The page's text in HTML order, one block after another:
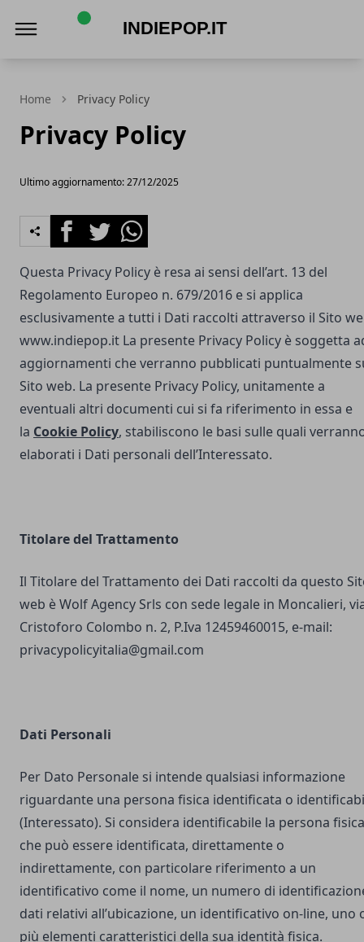
Home Privacy Policy
Privacy Policy
Ultimo aggiornamento: 27/12/2025
FacebookTwitterWhatsapp
Questa Privacy Policy è resa ai sensi dell’art. 13 del
Regolamento Europeo n. 679/2016 e si applica
esclusivamente a tutti i Dati raccolti attraverso il Sito
www.indiepop.it La presente Privacy Policy è soggetta
aggiornamenti che verranno pubblicati puntualmente
Sito web. La presente Privacy Policy, unitamente a
eventuali altri documenti cui si fa riferimento in essa e
la Cookie Policy, stabiliscono le basi sulle quali
elaborati i Dati personali dell’Interessato.
Titolare del Trattamento
Il Titolare del Trattamento dei Dati raccolti da questo
web è Wolf Agency Srls con sede legale in Moncalieri,
Cristoforo Colombo n. 2, P.Iva 12459460015, e-mail:
privacypolicyitalia@gmail.com
Dati Personali
Per Dato Personale si intende qualsiasi informazione
riguardante una persona fisica identificata o
(Interessato). Si considera identificabile la persona fisica
che può essere identificata, direttamente o
indirettamente, con particolare riferimento a un
identificativo come il nome, un numero di
dati relativi all’ubicazione, un identificativo on-line, uno
più elementi caratteristici della sua identità fisica.